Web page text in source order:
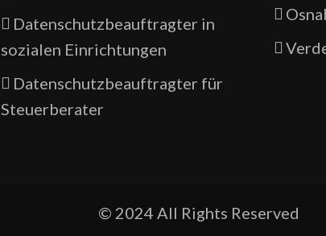
Datenschutzbeauftragter in
sozialen Einrichtungen
Datenschutzbeauftragter für
Steuerberater
© 2024 All Rights Reserved